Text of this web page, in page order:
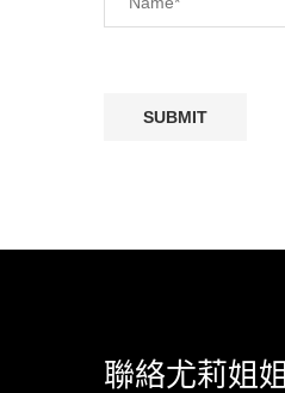
聯絡尤莉姐姐